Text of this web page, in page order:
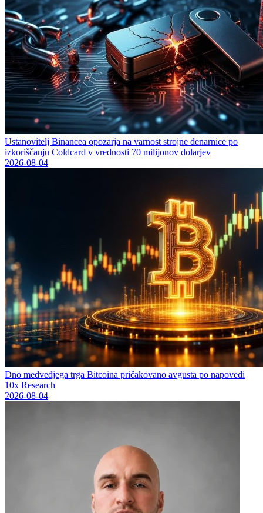
Ustanovitelj Binancea opozarja na varnost strojne denarnice po
izkoriščanju Coldcard v vrednosti 70 milijonov dolarjev
2026-08-04
Dno medvedjega trga Bitcoina pričakovano avgusta po napovedi
10x Research
2026-08-04